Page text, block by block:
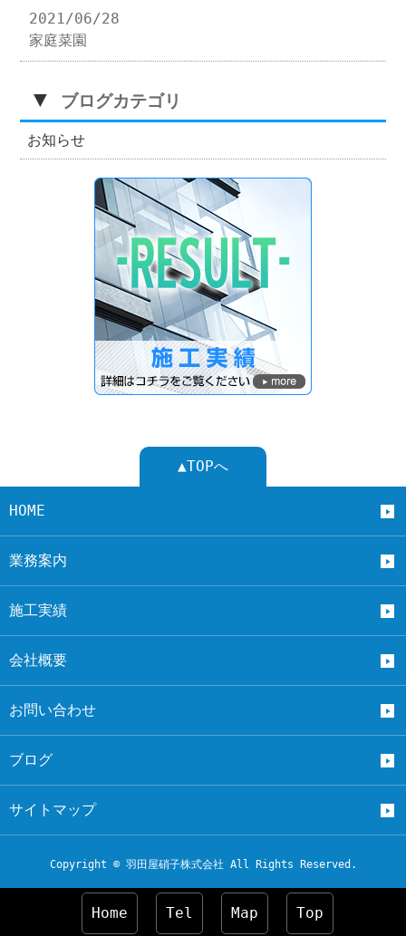
2021/06/28
家庭菜園
▼ ブログカテゴリ
お知らせ
▲TOPへ
HOME
業務案内
施工実績
会社概要
お問い合わせ
ブログ
サイトマップ
Copyright © 羽田屋硝子株式会社 All Rights Reserved.
Home Tel Map Top